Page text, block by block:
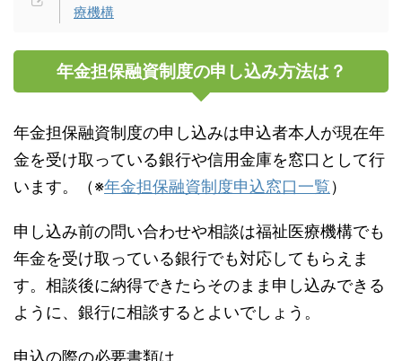
療機構
年金担保融資制度の申し込み方法は？
年金担保融資制度の申し込みは申込者本人が現在年
金を受け取っている銀行や信用金庫を窓口として行
います。（※年金担保融資制度申込窓口一覧）
申し込み前の問い合わせや相談は福祉医療機構でも
年金を受け取っている銀行でも対応してもらえま
す。相談後に納得できたらそのまま申し込みできる
ように、銀行に相談するとよいでしょう。